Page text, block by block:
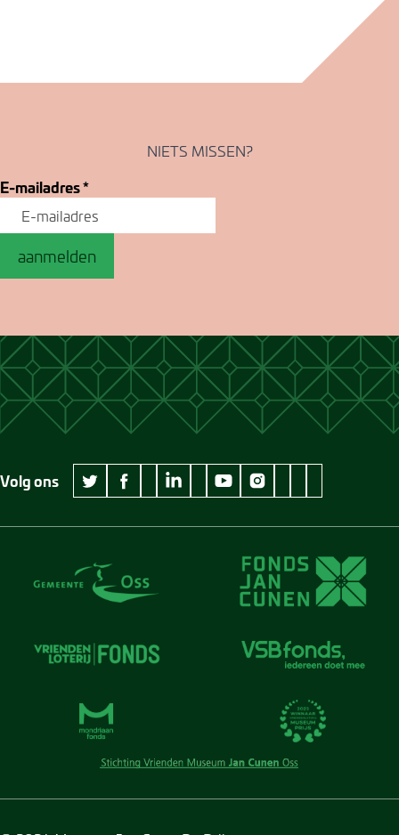
NIETS MISSEN?
E-mailadres*
aanmelden
Volg ons
twitter Museum Jan Cunen
facebook Museum Jan Cunen
wikipedia Museum Jan Cunen
linkedin Museum Jan Cunen
googleplus Museum Jan Cunen
youtube Museum Jan Cunen
instagram Museum